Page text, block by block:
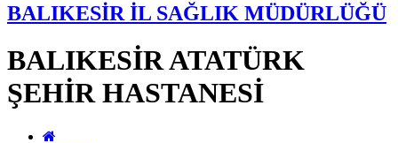
BALIKESİR İL SAĞLIK MÜDÜRLÜĞÜ
BALIKESİR ATATÜRK
ŞEHİR HASTANESİ